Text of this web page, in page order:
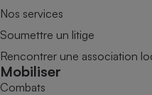
Nos services
Soumettre un litige
Rencontrer une association
Mobiliser
Combats